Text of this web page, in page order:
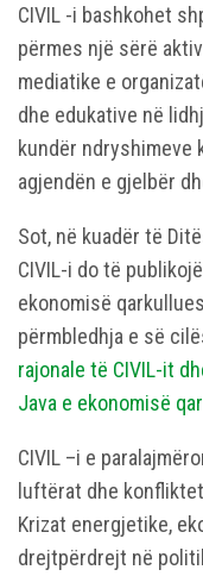
CIVIL -i bashkohet
përmes një sërë
mediatike e
dhe edukative në
kundër ndryshimeve
agjendën e gjelbër
Sot, në kuadër të
CIVIL-i do të
ekonomisë
përmbledhja e së
rajonale të CIVIL-it
Java e ekonomisë
CIVIL –i e
luftërat dhe
Krizat energjetike,
drejtpërdrejt në